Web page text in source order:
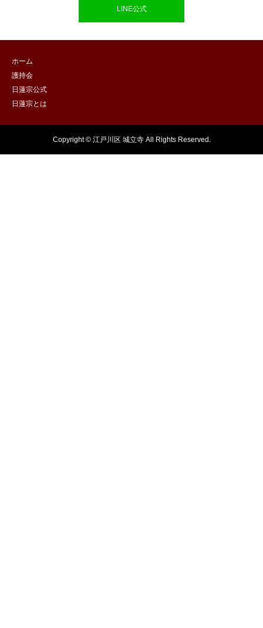
LINE公式
ホーム
護持会
日蓮宗公式
日蓮宗とは
Copyright © 江戸川区 城立寺 All Rights Reserved.